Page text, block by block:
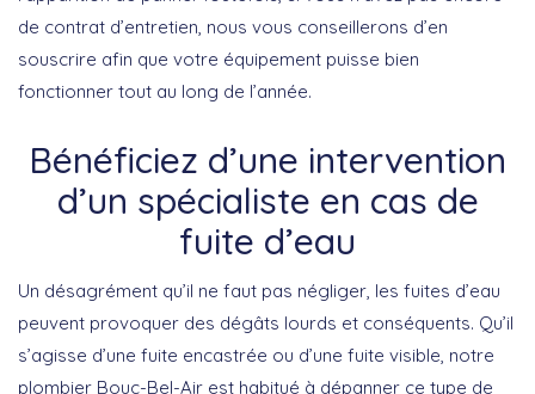
de contrat d’entretien, nous vous conseillerons d’en
souscrire afin que votre équipement puisse bien
fonctionner tout au long de l’année.
Bénéficiez d’une intervention
d’un spécialiste en cas de
fuite d’eau
Un désagrément qu’il ne faut pas négliger, les fuites d’eau
peuvent provoquer des dégâts lourds et conséquents. Qu’il
s’agisse d’une fuite encastrée ou d’une fuite visible, notre
plombier Bouc-Bel-Air est habitué à dépanner ce type de